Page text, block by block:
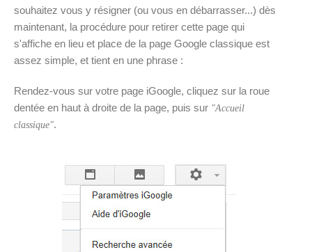
souhaitez vous y résigner (ou vous en débarrasser...) dès
maintenant, la procédure pour retirer cette page qui
s'affiche en lieu et place de la page Google classique est
assez simple, et tient en une phrase :
Rendez-vous sur votre page iGoogle, cliquez sur la roue
dentée en haut à droite de la page, puis sur "Accueil
classique".